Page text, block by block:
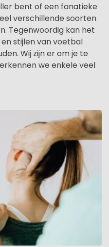
bent of een fanatieke
verschillende soorten
Tegenwoordig kan het
stijlen van voetbal
Wij zijn er om je te
we enkele veel